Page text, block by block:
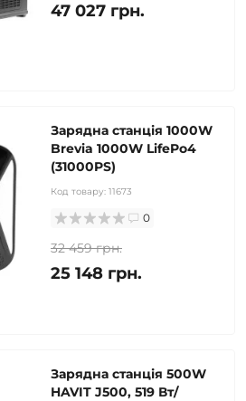
47 027 грн.
Зарядна станція 1000W
Brevia 1000W LifePo4
(31000PS)
Код товару: 11673
0
32 459 грн.
25 148 грн.
Зарядна станція 500W
HAVIT J500, 519 Вт/